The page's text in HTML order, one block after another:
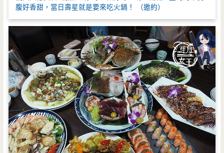
腹好香甜，當日壽星就是要來吃火鍋！ （邀約）